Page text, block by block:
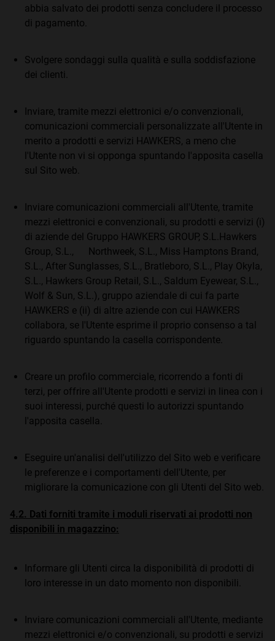
abbia salvato dei prodotti senza concludere il processo
di pagamento.
Svolgere sondaggi sulla qualità e sulla soddisfazione
dei clienti.
Inviare, tramite mezzi elettronici e/o convenzionali,
comunicazioni commerciali personalizzate all'Utente in
merito a prodotti e servizi HAWKERS, a meno che
l'Utente non vi si opponga spuntando l'apposita casella
sul Sito web.
Inviare comunicazioni commerciali all'Utente, tramite
mezzi elettronici e convenzionali, su prodotti e servizi (i)
di aziende del Gruppo HAWKERS GROUP, S.L.Hawkers
Group, S.L., Northweek, S.L., Miss Hamptons Brand,
S.L., After Sunglasses, S.L., Bratleboro, S.L., Play Okyla,
S.L., Hawkers Group Retail, S.L., Saldum Eyewear, S.L.,
Wolf & Sun, S.L.), gruppo aziendale di cui fa parte
HAWKERS e (ii) di altre aziende con cui HAWKERS
collabora, se l'Utente esprime il proprio consenso a tal
riguardo spuntando la casella corrispondente.
Creare un profilo commerciale, ricorrendo a fonti di
terzi, per offrire all'Utente prodotti e servizi in linea con i
suoi interessi, purché questi lo autorizzi spuntando
l'apposita casella.
Eseguire un'analisi dell'utilizzo del Sito web e verificare
le preferenze e i comportamenti dell'Utente, per
migliorare la comunicazione con gli Utenti del Sito web.
4.2. Dati forniti tramite i moduli riservati ai prodotti non
disponibili in magazzino:
Informare gli Utenti circa la disponibilità di prodotti di
loro interesse in un dato momento non disponibili.
Inviare comunicazioni commerciali all'Utente, mediante
mezzi elettronici e/o convenzionali, su prodotti e servizi